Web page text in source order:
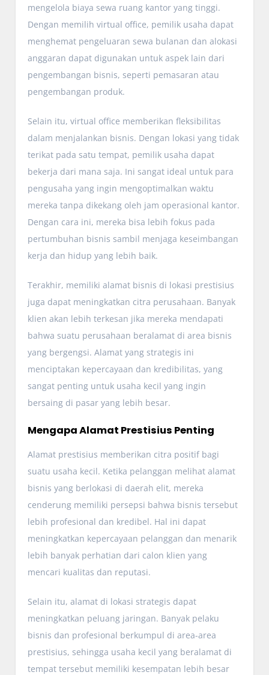
mengelola biaya sewa ruang kantor yang tinggi.
Dengan memilih virtual office, pemilik usaha dapat
menghemat pengeluaran sewa bulanan dan alokasi
anggaran dapat digunakan untuk aspek lain dari
pengembangan bisnis, seperti pemasaran atau
pengembangan produk.
Selain itu, virtual office memberikan fleksibilitas
dalam menjalankan bisnis. Dengan lokasi yang tidak
terikat pada satu tempat, pemilik usaha dapat
bekerja dari mana saja. Ini sangat ideal untuk para
pengusaha yang ingin mengoptimalkan waktu
mereka tanpa dikekang oleh jam operasional kantor.
Dengan cara ini, mereka bisa lebih fokus pada
pertumbuhan bisnis sambil menjaga keseimbangan
kerja dan hidup yang lebih baik.
Terakhir, memiliki alamat bisnis di lokasi prestisius
juga dapat meningkatkan citra perusahaan. Banyak
klien akan lebih terkesan jika mereka mendapati
bahwa suatu perusahaan beralamat di area bisnis
yang bergengsi. Alamat yang strategis ini
menciptakan kepercayaan dan kredibilitas, yang
sangat penting untuk usaha kecil yang ingin
bersaing di pasar yang lebih besar.
Mengapa Alamat Prestisius Penting
Alamat prestisius memberikan citra positif bagi
suatu usaha kecil. Ketika pelanggan melihat alamat
bisnis yang berlokasi di daerah elit, mereka
cenderung memiliki persepsi bahwa bisnis tersebut
lebih profesional dan kredibel. Hal ini dapat
meningkatkan kepercayaan pelanggan dan menarik
lebih banyak perhatian dari calon klien yang
mencari kualitas dan reputasi.
Selain itu, alamat di lokasi strategis dapat
meningkatkan peluang jaringan. Banyak pelaku
bisnis dan profesional berkumpul di area-area
prestisius, sehingga usaha kecil yang beralamat di
tempat tersebut memiliki kesempatan lebih besar